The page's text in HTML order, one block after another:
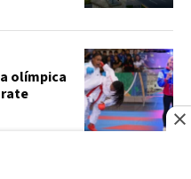
olímpica